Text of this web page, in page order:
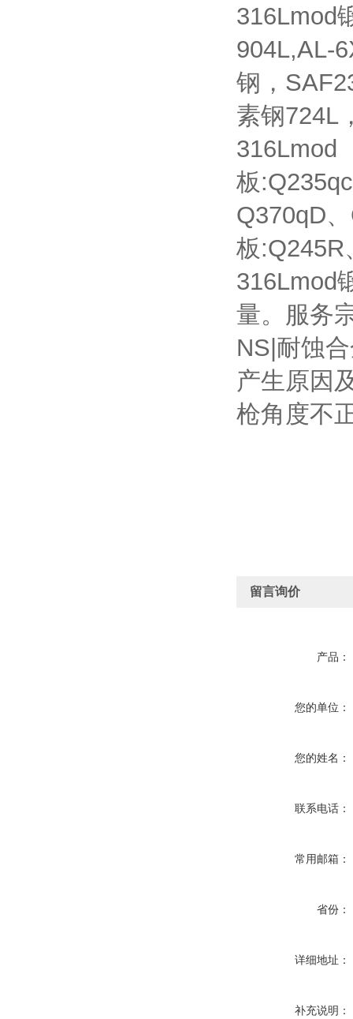
904L,AL-
钢，
素钢724L
316Lmod
板
Q370qD
板:Q245R
量。服务
NS|耐蚀
产生原因
枪角度不
留言询价
产品：
您的单位：
您的姓名：
联系电话：
常用邮箱：
省份：
详细地址：
补充说明：